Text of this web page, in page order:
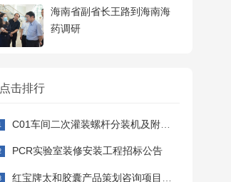
海南省副省长王路到海南海
药调研
点击排行
C01车间二次灌装螺杆分装机及附属设备采购安装招标公告
PCR实验室装修安装工程招标公告
红宝牌太和胶囊产品策划咨询项目招标公告